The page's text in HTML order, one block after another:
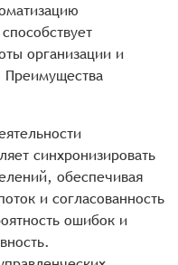
организации и
Преимущества
синхронизировать
обеспечивая
и согласованность
ошибок и